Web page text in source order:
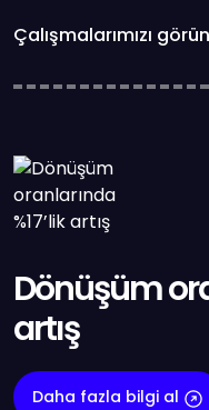
Çalışmalarımızı
Dönüşüm
artış
Daha fazla bilgi al